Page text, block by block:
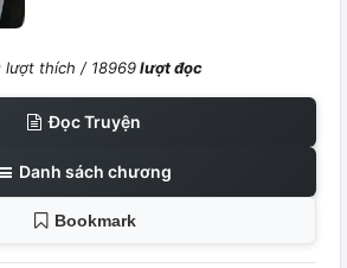
lượt thích / 18969lượt đọc
Đọc Truyện
Danh sách chương
Bookmark